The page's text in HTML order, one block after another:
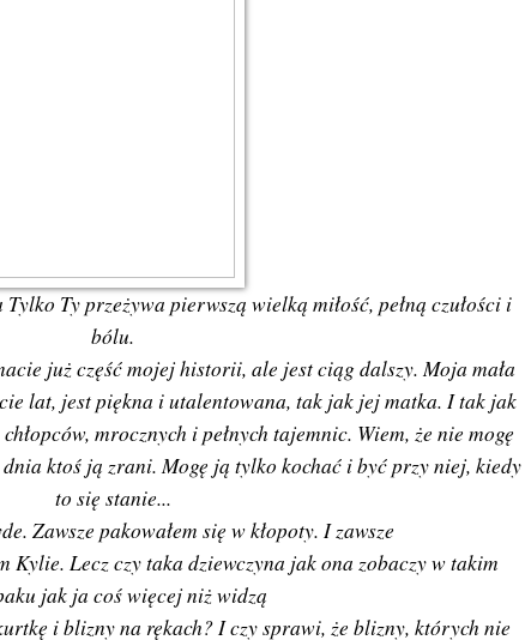
Ty przeżywa pierwszą wielką miłość, pełną czułości i
bólu.
już część mojej historii, ale jest ciąg dalszy. Moja mała
lat, jest piękna i utalentowana, tak jak jej matka. I tak jak
mrocznych i pełnych tajemnic. Wiem, że nie mogę
ktoś ją zrani. Mogę ją tylko kochać i być przy niej, kiedy
to się stanie...
Zawsze pakowałem się w kłopoty. I zawsze
Kylie. Lecz czy taka dziewczyna jak ona zobaczy w takim
jak ja coś więcej niż widzą
i blizny na rękach? I czy sprawi, że blizny, których nie